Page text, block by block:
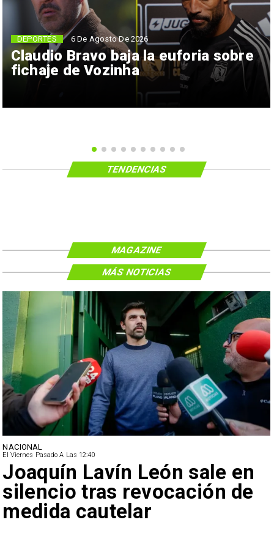
Claudio Bravo baja la euforia sobre
fichaje de Vozinha
DEPORTES 6 De Agosto De 2026
TENDENCIAS
MAGAZINE
NACIONAL
El Viernes Pasado A Las 12:40
Joaquín Lavín León sale en
silencio tras revocación de
medida cautelar
MÁS NOTICIAS